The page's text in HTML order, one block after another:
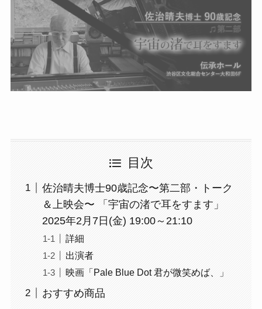
目次
佐治晴夫博士90歳記念〜第二部・トーク
＆上映会〜 「宇宙の渚で耳をすます」
2025年2月7日(金) 19:00～21:10
詳細
出演者
映画「Pale Blue Dot 君が微笑めば、」
おすすめ商品